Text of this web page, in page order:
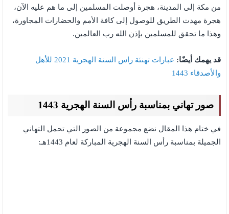
من مكة إلى المدينة، هجرة أوصلت المسلمين إلى ما هم عليه الآن،
هجرة مهدت الطريق للوصول إلى كافة الأمم والحضارات المجاورة،
وهذا ما تحقق للمسلمين بإذن الله رب العالمين.
قد يهمك أيضًا:
عبارات تهنئة راس السنة الهجرية 2021 للأهل
والأصدقاء 1443
صور تهاني بمناسبة رأس السنة الهجرية 1443
في ختام هذا المقال نضع مجموعة من الصور التي تحمل التهاني
الجميلة بمناسبة رأس السنة الهجرية المباركة لعام 1443هـ: